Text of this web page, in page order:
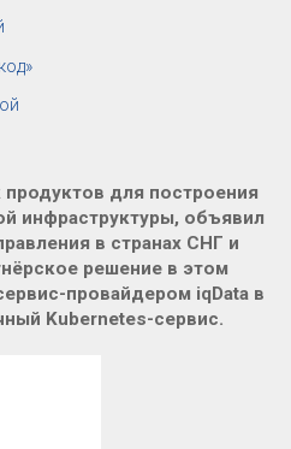
продуктов для построения
инфраструктуры, объявил
в странах СНГ и
решение в этом
провайдером iqData в
Kubernetes-сервис.